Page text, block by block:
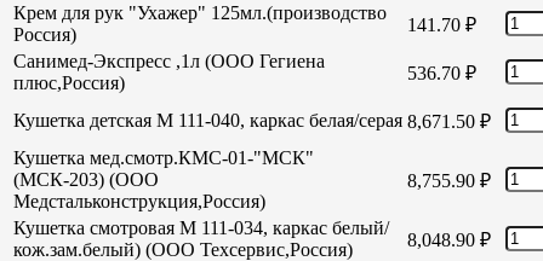
Крем для рук "Ухажер" 125мл.(производство
Россия)
141.70 ₽
Санимед-Экспресс ,1л (ООО Гегиена
плюс,Россия)
536.70 ₽
Кушетка детская М 111-040, каркас белая/серая 8,671.50 ₽
Кушетка мед.смотр.КМС-01-"МСК"
(МСК-203) (ООО
Медстальконструкция,Россия)
8,755.90 ₽
Кушетка смотровая М 111-034, каркас белый/
кож.зам.белый) (ООО Техсервис,Россия)
8,048.90 ₽